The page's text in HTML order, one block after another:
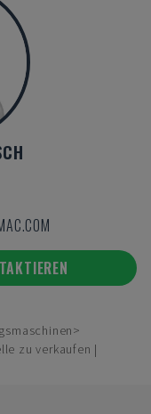
zu verkaufen |